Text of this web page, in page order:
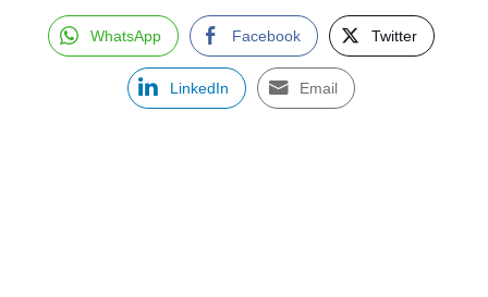
WhatsApp Facebook Twitter
LinkedIn Email